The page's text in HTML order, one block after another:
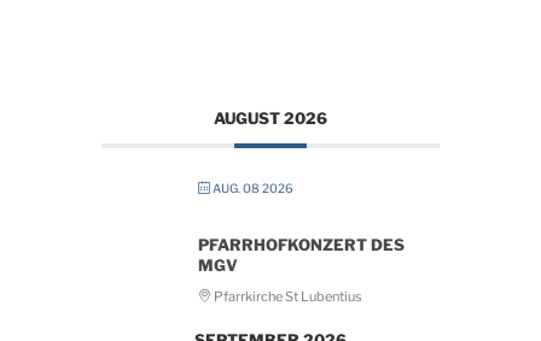
AUGUST 2026
AUG. 08 2026
PFARRHOFKONZERT DES
MGV
Pfarrkirche St Lubentius